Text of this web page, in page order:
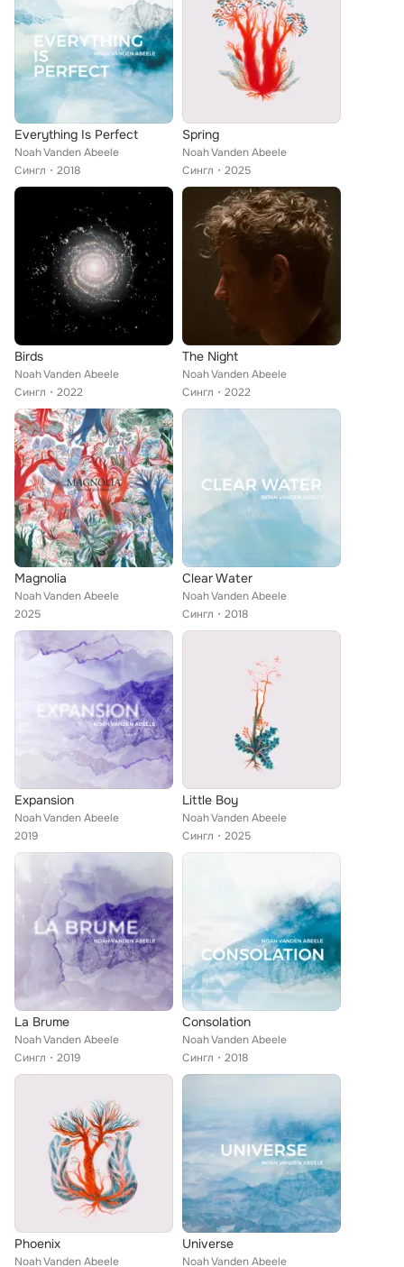
Everything Is Perfect
Noah Vanden Abeele
Сингл
2018
Spring
Noah Vanden Abeele
Сингл
2025
Birds
Noah Vanden Abeele
Сингл
2022
The Night
Noah Vanden Abeele
Сингл
2022
Magnolia
Noah Vanden Abeele
2025
Clear Water
Noah Vanden Abeele
Сингл
2018
Expansion
Noah Vanden Abeele
2019
Little Boy
Noah Vanden Abeele
Сингл
2025
La Brume
Noah Vanden Abeele
Сингл
2019
Consolation
Noah Vanden Abeele
Сингл
2018
Phoenix
Noah Vanden Abeele
Universe
Noah Vanden Abeele